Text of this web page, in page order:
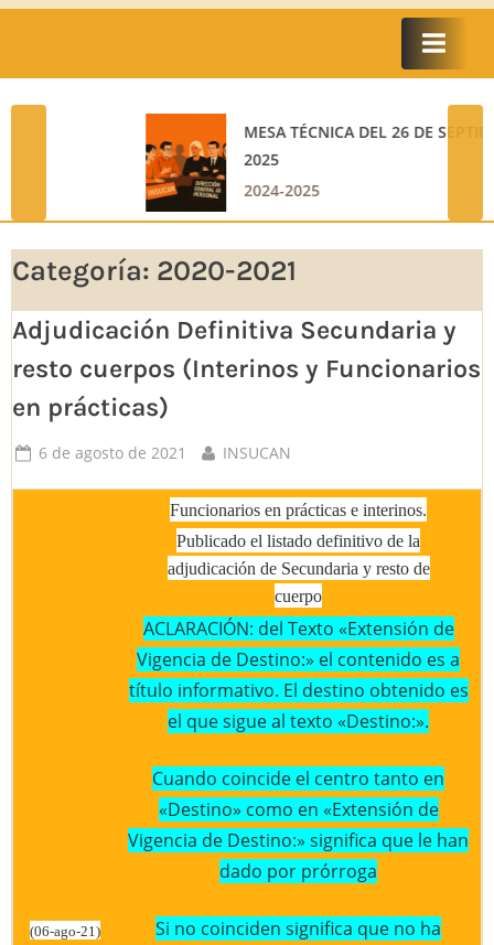
MESA TÉCNICA DEL 26 DE SEPTIEMBRE DE
2025
2024-2025
Categoría: 2020-2021
Adjudicación Definitiva Secundaria y
resto cuerpos (Interinos y Funcionarios
en prácticas)
Posted
6 de agosto de 2021 By
INSUCAN
(06-ago-21)
Funcionarios en prácticas e interinos.
Publicado el listado definitivo de la
adjudicación de Secundaria y resto de
cuerpo
ACLARACIÓN: del Texto «Extensión de
Vigencia de Destino:» el contenido es a
título informativo. El destino obtenido es
el que sigue al texto «Destino:».
Cuando coincide el centro tanto en
«Destino» como en «Extensión de
Vigencia de Destino:» significa que le han
dado por prórroga
Si no coinciden significa que no ha